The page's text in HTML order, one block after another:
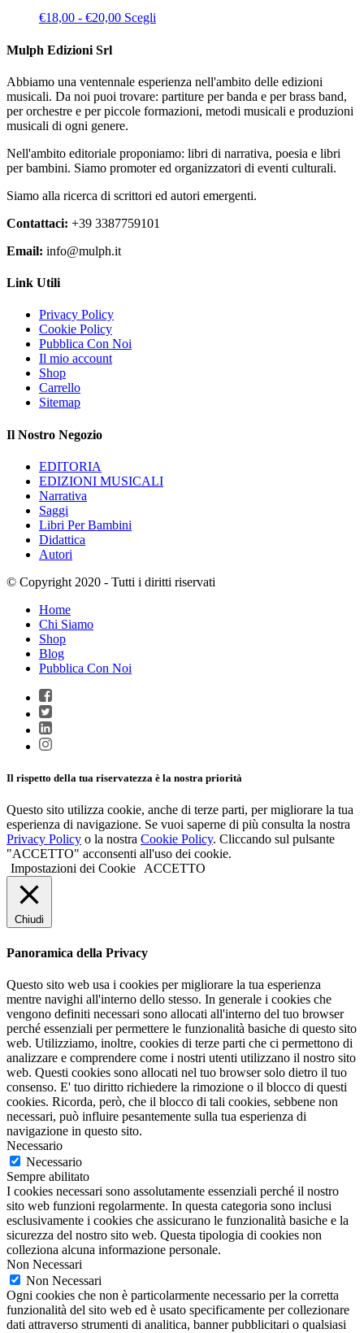
del
€30,00opzioni
nella
pagina
del
€18,00 - €20,00Fascia
€18,00
a
€20,00
Scegli
varianti.
Le
opzioni
possono
scelte
nella
pagina
del
Mulph Edizioni Srl
Abbiamo una ventennale esperienza nell'ambito delle edizioni
musicali. Da noi puoi trovare: partiture per banda e per brass band,
per orchestre e per piccole formazioni, metodi musicali e produzioni
musicali di ogni genere.
Nell'ambito editoriale proponiamo: libri di narrativa, poesia e libri
per bambini. Siamo promoter ed organizzatori di eventi culturali.
Siamo alla ricerca di scrittori ed autori emergenti.
Contattaci: +39 3387759101
Email: info@mulph.it
Link Utili
Privacy Policy
Cookie Policy
Pubblica Con Noi
Il mio account
Shop
Carrello
Sitemap
Il Nostro Negozio
EDITORIA
EDIZIONI MUSICALI
Narrativa
Saggi
Libri Per Bambini
Didattica
Autori
© Copyright 2020 - Tutti i diritti riservati
Home
Chi Siamo
Shop
Blog
Pubblica Con Noi
Il rispetto della tua riservatezza è la nostra priorità
Questo sito utilizza cookie, anche di terze parti, per migliorare la tua
esperienza di navigazione. Se vuoi saperne di più consulta la nostra
Privacy Policy o la nostra Cookie Policy. Cliccando sul pulsante
"ACCETTO" acconsenti all'uso dei cookie.
Impostazioni dei Cookie
ACCETTO
Chiudi
Panoramica della Privacy
Questo sito web usa i cookies per migliorare la tua esperienza
mentre navighi all'interno dello stesso. In generale i cookies che
vengono definiti necessari sono allocati all'interno del tuo browser
perché essenziali per permettere le funzionalità basiche di questo sito
web. Utilizziamo, inoltre, cookies di terze parti che ci permettono di
analizzare e comprendere come i nostri utenti utilizzano il nostro sito
web. Questi cookies sono allocati nel tuo browser solo dietro il tuo
consenso. E' tuo diritto richiedere la rimozione o il blocco di questi
cookies. Ricorda, però, che il blocco di tali cookies, sebbene non
necessari, può influire pesantemente sulla tua esperienza di
navigazione in questo sito.
Necessario
Necessario
Sempre abilitato
I cookies necessari sono assolutamente essenziali perché il nostro
sito web funzioni regolarmente. In questa categoria sono inclusi
esclusivamente i cookies che assicurano le funzionalità basiche e la
sicurezza del nostro sito web. Questa tipologia di cookies non
colleziona alcuna informazione personale.
Non Necessari
Non Necessari
Ogni cookies che non è particolarmente necessario per la corretta
funzionalità del sito web ed è usato specificamente per collezionare
dati attraverso strumenti di analitica, banner pubblicitari o qualsiasi